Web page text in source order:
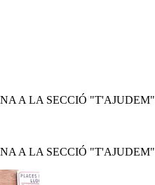
A LA SECCIÓ "T'AJUDEM"
A LA SECCIÓ "T'AJUDEM"